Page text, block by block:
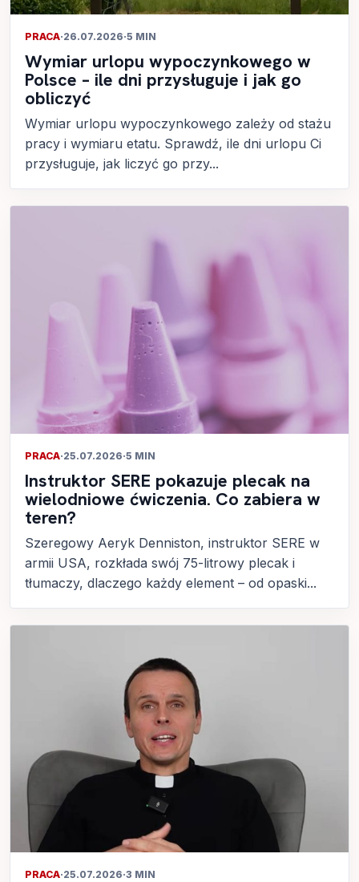
PRACA·26.07.2026·5 MIN
Wymiar urlopu wypoczynkowego w
Polsce – ile dni przysługuje i jak go
obliczyć
Wymiar urlopu wypoczynkowego zależy od stażu
pracy i wymiaru etatu. Sprawdź, ile dni urlopu Ci
przysługuje, jak liczyć go przy...
PRACA·25.07.2026·5 MIN
Instruktor SERE pokazuje plecak na
wielodniowe ćwiczenia. Co zabiera w
teren?
Szeregowy Aeryk Denniston, instruktor SERE w
armii USA, rozkłada swój 75-litrowy plecak i
tłumaczy, dlaczego każdy element – od opaski...
PRACA·25.07.2026·3 MIN